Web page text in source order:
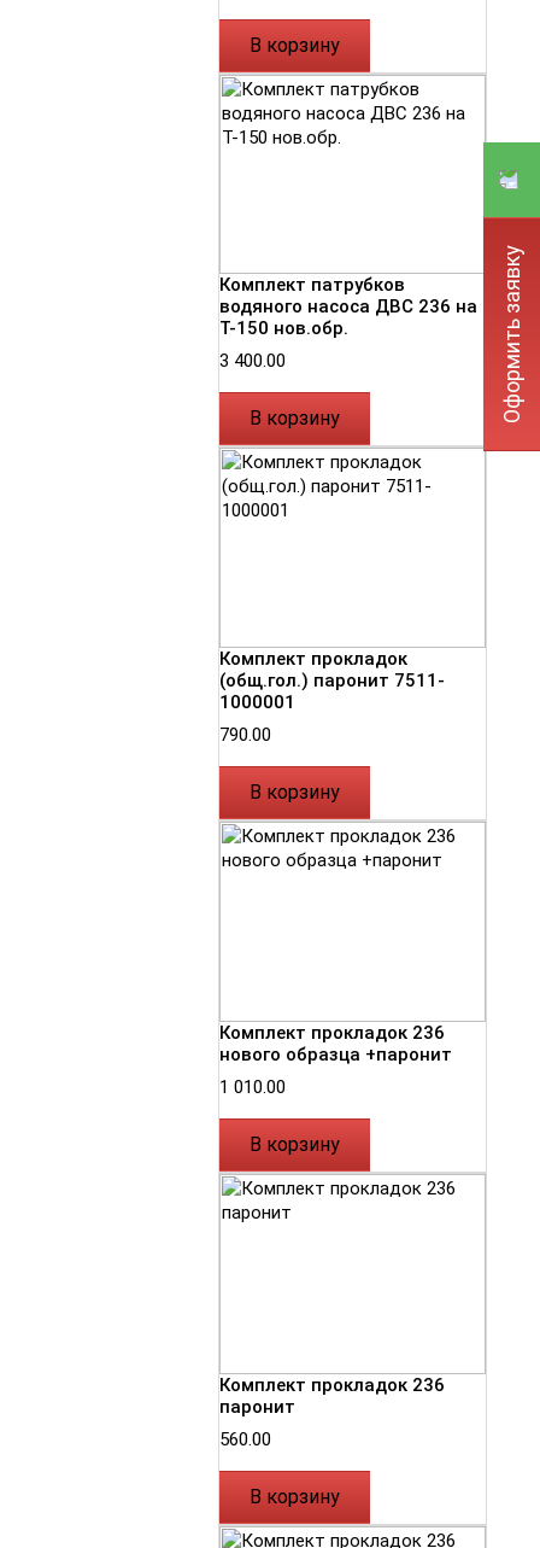
В корзину
Комплект патрубков
водяного насоса ДВС 236 на
Т-150 нов.обр.
3 400.00
В корзину
Комплект прокладок
(общ.гол.) паронит 7511-
1000001
790.00
В корзину
Комплект прокладок 236
нового образца +паронит
1 010.00
В корзину
Комплект прокладок 236
паронит
560.00
В корзину
Оформить заявку